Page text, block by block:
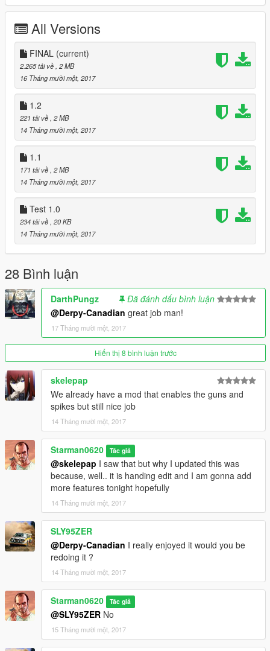
- Added Parachute
- Added Jumping Ability
All Versions
FINAL (current)
2.265 tải về, 2 MB
16 Tháng mười một, 2017
1.2
221 tải về, 2 MB
14 Tháng mười một, 2017
1.1
171 tải về, 2 MB
14 Tháng mười một, 2017
Test 1.0
234 tải về, 20 KB
14 Tháng mười một, 2017
28 Bình luận
DarthPungz
Đã đánh dấu bình luận
@Derpy-Canadian great job man!
17 Tháng mười một, 2017
Hiển thị 8 bình luận trước
skelepap
We already have a mod that enables the guns and
spikes but still nice job
14 Tháng mười một, 2017
Starman0620 Tác giả
@skelepap I saw that but why I updated this was
because, well.. it is handing edit and I am gonna add
more features tonight hopefully
14 Tháng mười một, 2017
SLY95ZER
@Derpy-Canadian I really enjoyed it would you be
redoing it ?
14 Tháng mười một, 2017
Starman0620 Tác giả
@SLY95ZER No
15 Tháng mười một, 2017